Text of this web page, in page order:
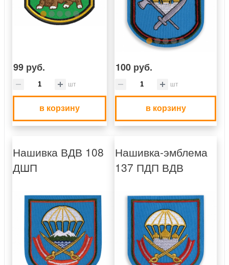
99 руб.
шт
в корзину
100 руб.
шт
в корзину
Нашивка ВДВ 108
ДШП
Нашивка-эмблема
137 ПДП ВДВ